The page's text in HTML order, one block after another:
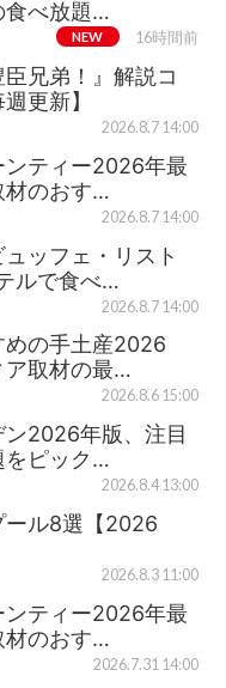
食べ放題…
NEW 16時間前
兄弟！』解説コ
更新】
2026.8.7 14:00
ンティー2026年最
材のおす…
2026.8.7 14:00
ッフェ・リスト
ルで食べ…
2026.8.7 14:00
めの手土産2026
ア取材の最…
2026.8.6 15:00
2026年版、注目
をピック…
2026.8.4 13:00
ール8選【2026
2026.8.3 11:00
ンティー2026年最
材のおす…
2026.7.31 14:00